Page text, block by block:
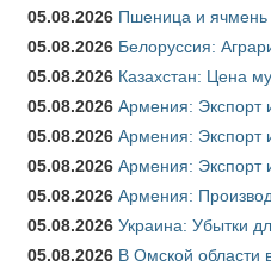
05.08.2026 Пшеница и ячмень
05.08.2026 Белоруссия:
05.08.2026 Казахстан: Цена
05.08.2026 Армения: Экспорт
05.08.2026 Армения: Экспорт
05.08.2026 Армения: Экспорт
05.08.2026 Армения:
05.08.2026 Украина: Убытки
05.08.2026 В Омской области